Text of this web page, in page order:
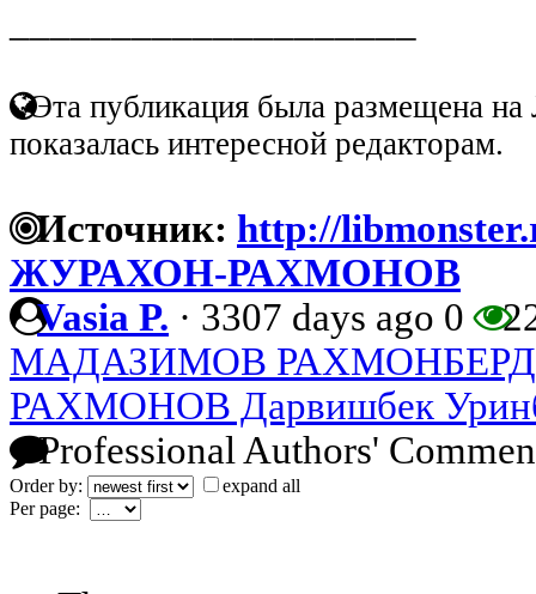
Эта публикация была размещена на
показалась интересной редакторам.
Источник: http://
ЖУРАХОН-РАХМОНОВ
Vasia P. · 3307 days ago 0
МАДАЗИМОВ
РАХМОНОВ Дарвишбек
Professional Authors'
Order by:
expand all
Per page: